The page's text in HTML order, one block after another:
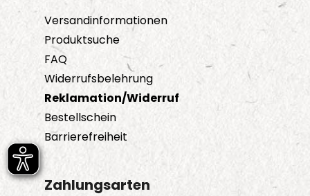
Versandinformationen
Produktsuche
FAQ
Widerrufsbelehrung
Reklamation/Widerruf
Bestellschein
Barrierefreiheit
Zahlungsarten